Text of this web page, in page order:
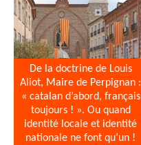
De la doctrine de Louis
Aliot, Maire de Perpignan :
« catalan d’abord, français
toujours ! ». Ou quand
identité locale et identité
nationale ne font qu’un !